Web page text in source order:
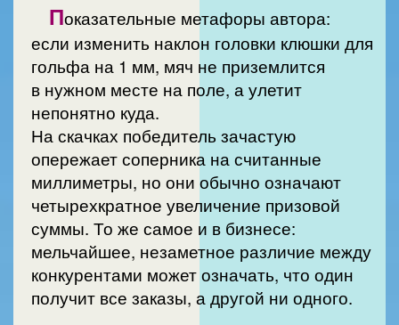
Показательные метафоры автора:
если изменить наклон головки клюшки для
гольфа на 1 мм, мяч не приземлится
в нужном месте на поле, а улетит
непонятно куда.
На скачках победитель зачастую
опережает соперника на считанные
миллиметры, но они обычно означают
четырехкратное увеличение призовой
суммы. То же самое и в бизнесе:
мельчайшее, незаметное различие между
конкурентами может означать, что один
получит все заказы, а другой ни одного.